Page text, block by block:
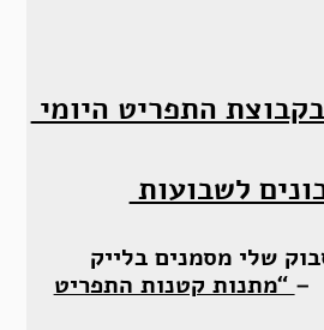
התפריט היומי
לשבועות
שלי מסמנים בלייק
– “מתנות קטנות התפריט